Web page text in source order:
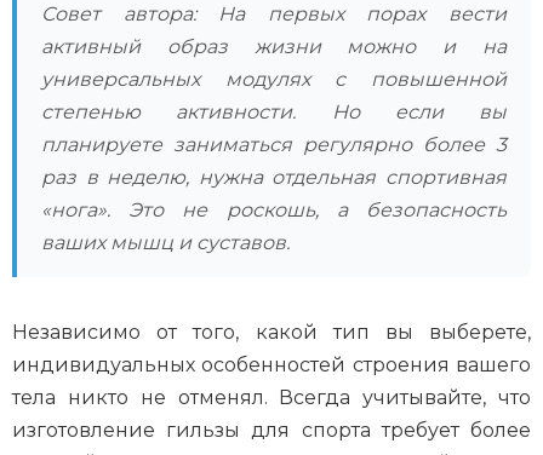
Совет автора: На первых порах вести
активный образ жизни можно и на
универсальных модулях с повышенной
степенью активности. Но если вы
планируете заниматься регулярно более 3
раз в неделю, нужна отдельная спортивная
«нога». Это не роскошь, а безопасность
ваших мышц и суставов.
Независимо от того, какой тип вы выберете,
индивидуальных особенностей строения вашего
тела никто не отменял. Всегда учитывайте, что
изготовление гильзы для спорта требует более